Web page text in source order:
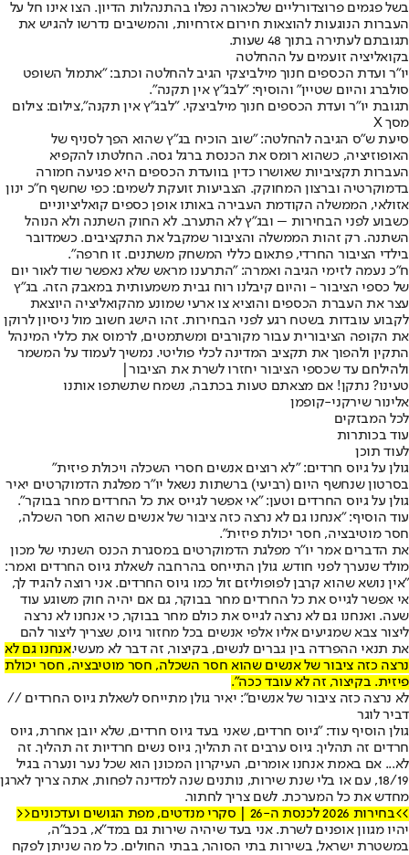
בשל פגמים פרוצדורליים שלכאורה נפלו בהתנהלות הדיון. הצו אינו חל על
העברות הנוגעות להוצאות חירום אזרחיות, והמשיבים נדרשו להגיש את
תגובתם לעתירה בתוך 48 שעות.
בקואליציה זועמים על ההחלטה
יו"ר ועדת הכספים חנוך מילביצקי הגיב להחלטה וכתב: "אתמול השופט
סולברג והיום שטיין" והוסיף: "לבג"ץ אין תקנה".
תגובת יו"ר ועדת הכספים חנוך מילביצקי. "לבג"ץ אין תקנה",צילום: צילום
מסך X
סיעת ש״ס הגיבה להחלטה: "שוב הוכיח בג״ץ שהוא הפך לסניף של
האופוזיציה, כשהוא רומס את הכנסת ברגל גסה. החלטתו להקפיא
העברות תקציביות שאושרו כדין בוועדת הכספים היא פגיעה חמורה
בדמוקרטיה וברצון המחוקק. הצביעות זועקת לשמים: כפי שחשף ח״כ ינון
אזולאי, הממשלה הקודמת העבירה באותו אופן כספים קואליציוניים
כשבוע לפני הבחירות – ובג״ץ לא התערב. לא החוק השתנה ולא הנוהל
השתנה. רק זהות הממשלה והציבור שמקבל את התקציבים. כשמדובר
בילדי הציבור החרדי, פתאום כללי המשחק משתנים. זו חרפה".
ח"כ נעמה לזימי הגיבה ואמרה: "התרענו מראש שלא נאפשר שוד לאור יום
של כספי הציבור - והיום קיבלנו רוח גבית משמעותית במאבק הזה. בג"ץ
עצר את העברת הכספים והוציא צו ארעי שמונע מהקואליציה היוצאת
לקבוע עובדות בשטח רגע לפני הבחירות. זהו הישג חשוב מול ניסיון לרוקן
את הקופה הציבורית עבור מקורבים ומשתמטים, לרמוס את כללי המינהל
התקין ולהפוך את תקציב המדינה לכלי פוליטי. נמשיך לעמוד על המשמר
ולהילחם עד שכספי הציבור יחזרו לשרת את הציבור|
טעינו? נתקן! אם מצאתם טעות בכתבה, נשמח שתשתפו אותנו
אלינור שירקני-קופמן
לכל המבזקים
עוד בכותרות
לעוד תוכן
גולן על גיוס חרדים: "לא רוצים אנשים חסרי השכלה ויכולת פיזית"
בסרטון שנחשף היום (רביעי) ברשתות נשאל יו"ר מפלגת הדמוקרטים יאיר
גולן על גיוס החרדים וטען: "אי אפשר לגייס את כל החרדים מחר בבוקר".
עוד הוסיף: "אנחנו גם לא נרצה כזה ציבור של אנשים שהוא חסר השכלה,
חסר מוטיבציה, חסר יכולת פיזית".
את הדברים אמר יו"ר מפלגת הדמוקרטים במסגרת הכנס השנתי של מכון
מולד שנערך לפני חודש. גולן התייחס בהרחבה לשאלת גיוס החרדים ואמר:
"אין נושא שהוא קרבן לפופוליזם זול כמו גיוס החרדים. אני רוצה להגיד לך,
אי אפשר לגייס את כל החרדים מחר בבוקר, גם אם יהיה חוק משוגע עוד
שעה. ואנחנו גם לא נרצה לגייס את כולם מחר בבוקר, כי אנחנו לא נרצה
ליצור צבא שמגיעים אליו אלפי אנשים בכל מחזור גיוס, שצריך ליצור להם
את תנאי ההפרדה בין גברים לנשים, בקיצור, זה דבר לא מעשי.אנחנו גם לא
נרצה כזה ציבור של אנשים שהוא חסר השכלה, חסר מוטיבציה, חסר יכולת
פיזית. בקיצור, זה לא עובד ככה".
לא נרצה כזה ציבור של אנשים": יאיר גולן מתייחס לשאלת גיוס החרדים //
דביר לוגר
גולן הוסיף עוד: "גיוס חרדים, שאני בעד גיוס חרדים, שלא יובן אחרת, גיוס
חרדים זה תהליך. גיוס ערבים זה תהליך, גיוס נשים חרדיות זה תהליך. זה
לא... אם באמת אנחנו אומרים, העיקרון המכונן הוא שכל נער ונערה בגיל
18/19, עם או בלי שנת שירות, נותנים שנה למדינה לפחות, אתה צריך לארגן
מחדש את כל המערכת. לשם צריך לחתור.
>>בחירות 2026 לכנסת ה-26 | סקרי מנדטים, מפת הגושים ועדכונים<<
יהיו מגוון אופנים לשרת. אני בעד שיהיה שירות גם במד"א, בכב"ה,
במשטרת ישראל, בשירות בתי הסוהר, בבתי החולים. כל מה שניתן לפקח